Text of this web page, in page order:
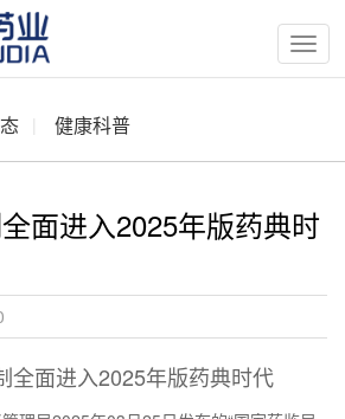
按
钮
健康科普
面进入2025年版药典时
全面进入2025年版药典时代